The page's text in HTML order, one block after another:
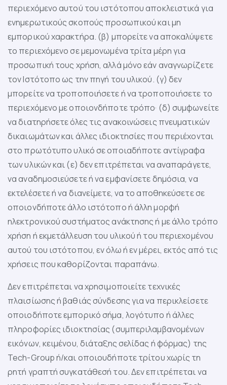
περιεχόμενο αυτού του ιστότοπου αποκλειστικά για
ενημερωτικούς σκοπούς προσωπικού και μη
εμπορικού χαρακτήρα. (β) μπορείτε να αποκαλύψετε
το περιεχόμενο σε μεμονωμένα τρίτα μέρη για
προσωπική τους χρήση, αλλά μόνο εάν αναγνωρίζετε
τον Ιστότοπο ως την πηγή του υλικού. (γ) δεν
μπορείτε να τροποποιήσετε ή να τροποποιήσετε το
περιεχόμενο με οποιονδήποτε τρόπο· (δ) συμφωνείτε
να διατηρήσετε όλες τις ανακοινώσεις πνευματικών
δικαιωμάτων και άλλες ιδιοκτησίες που περιέχονται
στο πρωτότυπο υλικό σε οποιαδήποτε αντίγραφα
των υλικών και (ε) δεν επιτρέπεται να αναπαράγετε,
να αναδημοσιεύσετε ή να εμφανίσετε δημόσια, να
εκτελέσετε ή να διανείμετε, να το αποθηκεύσετε σε
οποιονδήποτε άλλο ιστότοπο ή άλλη μορφή
ηλεκτρονικού συστήματος ανάκτησης ή με άλλο τρόπο
χρήση ή εκμετάλλευση του υλικού ή του περιεχομένου
αυτού του ιστότοπου, εν όλω ή εν μέρει, εκτός από τις
χρήσεις που καθορίζονται παραπάνω.
Δεν επιτρέπεται να χρησιμοποιείτε τεχνικές
πλαισίωσης ή βαθιάς σύνδεσης για να περικλείσετε
οποιοδήποτε εμπορικό σήμα, λογότυπο ή άλλες
πληροφορίες ιδιοκτησίας (συμπεριλαμβανομένων
εικόνων, κειμένου, διάταξης σελίδας ή φόρμας) της
Tech-Group ή/και οποιουδήποτε τρίτου χωρίς τη
ρητή γραπτή συγκατάθεσή του. Δεν επιτρέπεται να